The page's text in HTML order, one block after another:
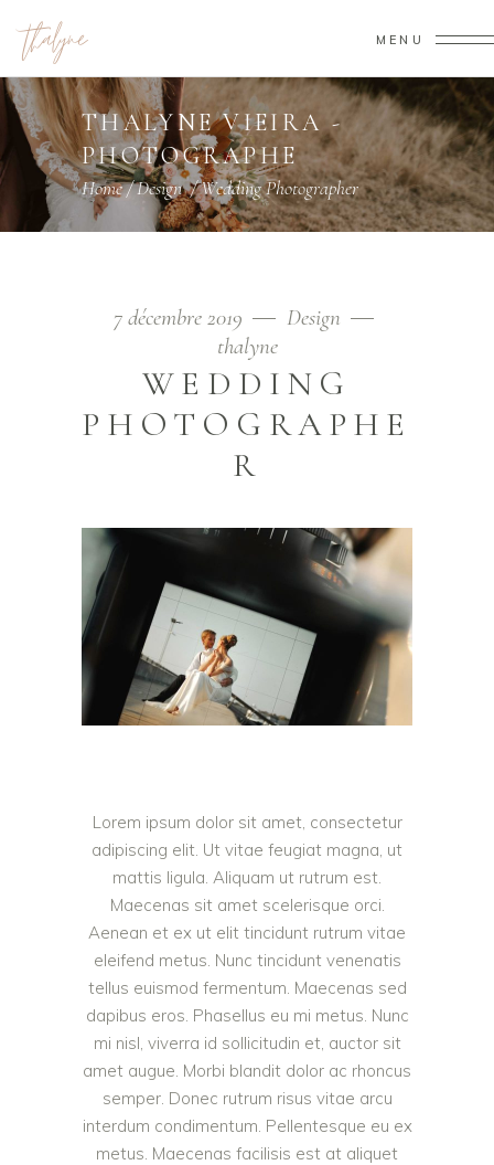
MENU
THALYNE VIEIRA -
PHOTOGRAPHE
Home/Design/Wedding Photographer
7 décembre 2019
Design
thalyne
WEDDING
PHOTOGRAPHE
R
Lorem ipsum dolor sit amet, consectetur
adipiscing elit. Ut vitae feugiat magna, ut
mattis ligula. Aliquam ut rutrum est.
Maecenas sit amet scelerisque orci.
Aenean et ex ut elit tincidunt rutrum vitae
eleifend metus. Nunc tincidunt venenatis
tellus euismod fermentum. Maecenas sed
dapibus eros. Phasellus eu mi metus. Nunc
mi nisl, viverra id sollicitudin et, auctor sit
amet augue. Morbi blandit dolor ac rhoncus
semper. Donec rutrum risus vitae arcu
interdum condimentum. Pellentesque eu ex
metus. Maecenas facilisis est at aliquet